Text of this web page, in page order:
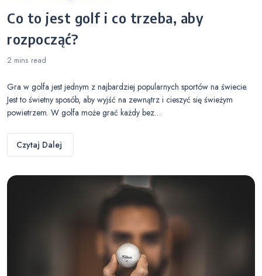
Co to jest golf i co trzeba, aby
rozpocząć?
2 mins read
Gra w golfa jest jednym z najbardziej popularnych sportów na świecie.
Jest to świetny sposób, aby wyjść na zewnątrz i cieszyć się świeżym
powietrzem. W golfa może grać każdy bez…
Czytaj Dalej